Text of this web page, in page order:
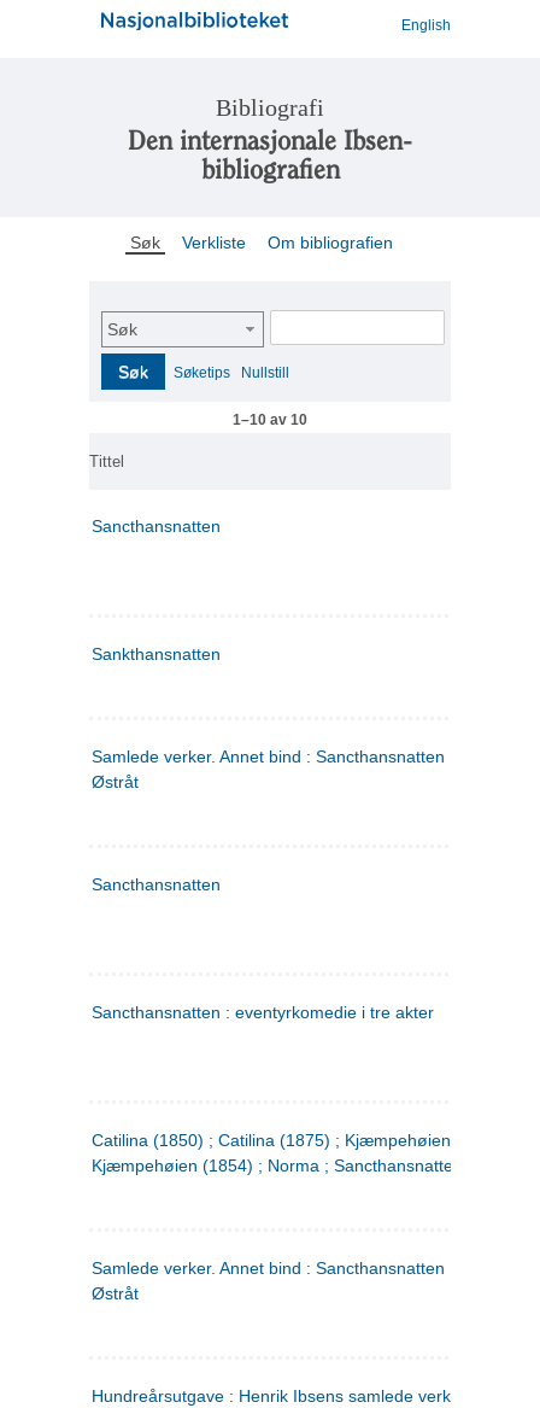
English
Bibliografi
Den internasjonale Ibsen-
bibliografien
Søk Verkliste Om bibliografien
Søk
Søk Søketips Nullstill
1–10 av 10
Tittel
Sancthansnatten
Sankthansnatten
Samlede verker. Annet bind : Sancthansnatten ; Fru Inger
Østråt
Sancthansnatten
Sancthansnatten : eventyrkomedie i tre akter
Catilina (1850) ; Catilina (1875) ; Kjæmpehøien (1850) ;
Kjæmpehøien (1854) ; Norma ; Sancthansnatten
Samlede verker. Annet bind : Sancthansnatten ; Fru Inger
Østråt
Hundreårsutgave : Henrik Ibsens samlede verker. 2